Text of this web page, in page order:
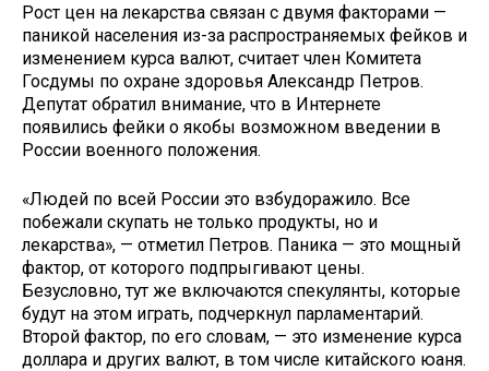
Рост цен на лекарства связан с двумя факторами —
паникой населения из-за распространяемых фейков и
изменением курса валют, считает член Комитета
Госдумы по охране здоровья Александр Петров.
Депутат обратил внимание, что в Интернете
появились фейки о якобы возможном введении в
России военного положения.
«Людей по всей России это взбудоражило. Все
побежали скупать не только продукты, но и
лекарства», — отметил Петров. Паника — это мощный
фактор, от которого подпрыгивают цены.
Безусловно, тут же включаются спекулянты, которые
будут на этом играть, подчеркнул парламентарий.
Второй фактор, по его словам, — это изменение курса
доллара и других валют, в том числе китайского юаня.